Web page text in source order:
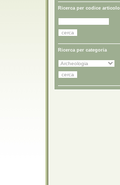
Ricerca per codice articolo
Ricerca per categoria